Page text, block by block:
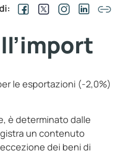
le esportazioni (-2,0%)
è determinato dalle
un contenuto
dei beni di